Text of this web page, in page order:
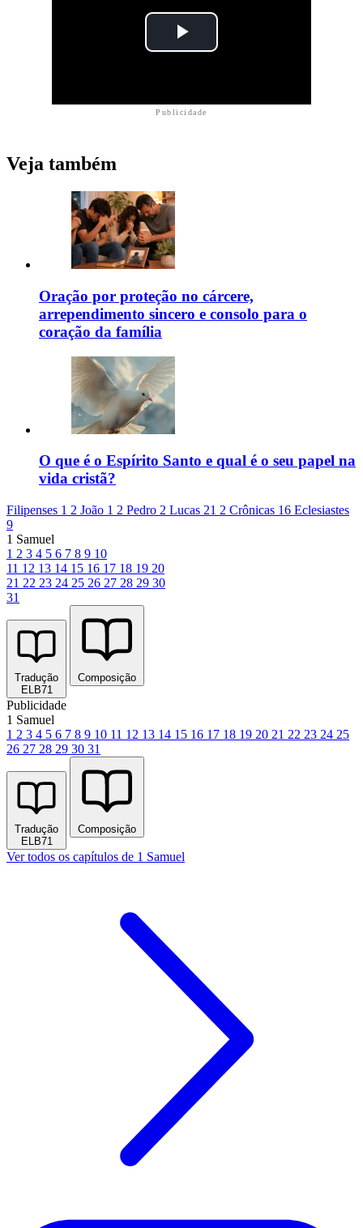
Publicidade
Veja também
Oração por proteção no cárcere,
arrependimento sincero e consolo para o
coração da família
O que é o Espírito Santo e qual é o seu papel na
vida cristã?
Filipenses 1 2 João 1 2 Pedro 2 Lucas 21 2 Crônicas 16 Eclesiastes
9
1 Samuel
1 2 3 4 5 6 7 8 9 10
11 12 13 14 15 16 17 18 19 20
21 22 23 24 25 26 27 28 29 30
31
Tradução
ELB71
Composição
Publicidade
1 Samuel
1 2 3 4 5 6 7 8 9 10 11 12 13 14 15 16 17 18 19 20 21 22 23 24 25
26 27 28 29 30 31
Tradução
ELB71
Composição
Ver todos os capítulos de 1 Samuel